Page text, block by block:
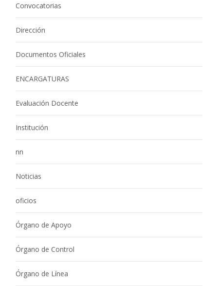
Convocatorias
Dirección
Documentos Oficiales
ENCARGATURAS
Evaluación Docente
Institución
nn
Noticias
oficios
Órgano de Apoyo
Órgano de Control
Órgano de Línea